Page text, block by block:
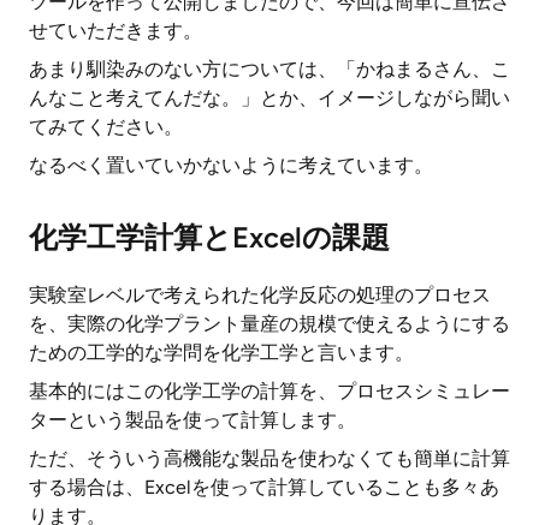
せていただきます。
あまり馴染みのない方については、「かねまるさん、こ
んなこと考えてんだな。」とか、イメージしながら聞い
てみてください。
なるべく置いていかないように考えています。
化学工学計算とExcelの課題
実験室レベルで考えられた化学反応の処理のプロセス
を、実際の化学プラント量産の規模で使えるようにする
ための工学的な学問を化学工学と言います。
基本的にはこの化学工学の計算を、プロセスシミュレー
ターという製品を使って計算します。
ただ、そういう高機能な製品を使わなくても簡単に計算
する場合は、Excelを使って計算していることも多々あ
ります。